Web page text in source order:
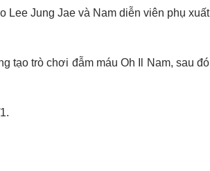
Lee Jung Jae và Nam diễn viên phụ xuất
tạo trò chơi đẫm máu Oh Il Nam, sau đó